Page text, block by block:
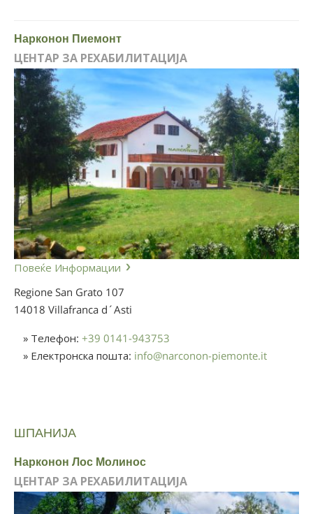
Нарконон Пиемонт
ЦЕНТАР ЗА РЕХАБИЛИТАЦИЈА
Повеќе Информации
Regione San Grato 107
14018 Villafranca d´Asti
» Телефон: +39 0141-943753
» Електронска пошта: info@narconon-piemonte.it
ШПАНИЈА
Нарконон Лос Молинос
ЦЕНТАР ЗА РЕХАБИЛИТАЦИЈА